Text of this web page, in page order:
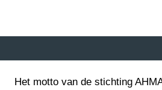
Het motto van de stichting